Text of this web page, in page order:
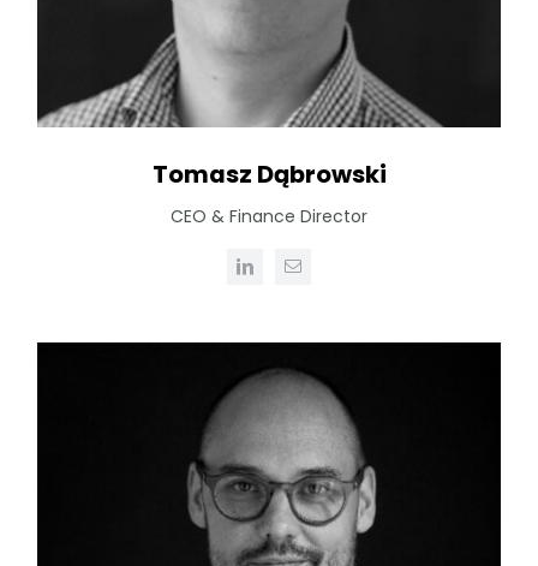
Tomasz Dąbrowski
CEO & Finance Director